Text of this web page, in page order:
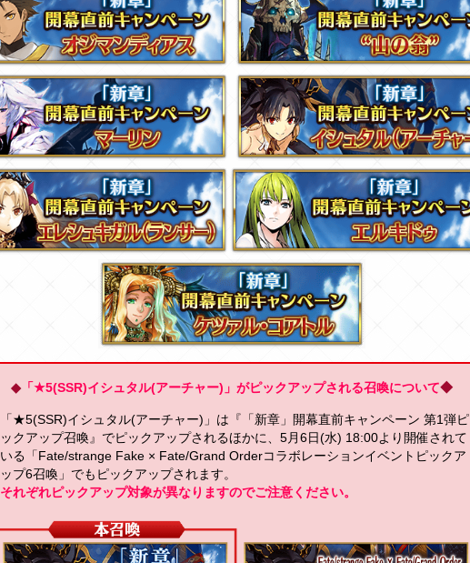
◆「★5(SSR)イシュタル(アーチャー)」がピックアップされる召喚について◆
「★5(SSR)イシュタル(アーチャー)」は『「新章」開幕直前キャンペーン 第1弾ピ
ックアップ召喚』でピックアップされるほかに、5月6日(水) 18:00より開催されて
いる「Fate/strange Fake × Fate/Grand Orderコラボレーションイベントピックア
ップ6召喚」でもピックアップされます。
それぞれピックアップ対象が異なりますのでご注意ください。